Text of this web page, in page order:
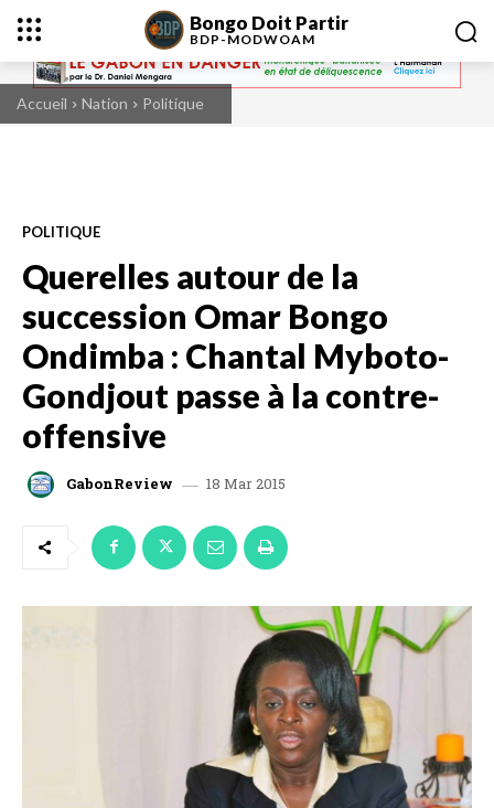
Bongo Doit Partir
BDP-MODWOAM
Accueil Nation Politique
POLITIQUE
Querelles autour de la
succession Omar Bongo
Ondimba : Chantal Myboto-
Gondjout passe à la contre-
offensive
GabonReview 18 Mar 2015